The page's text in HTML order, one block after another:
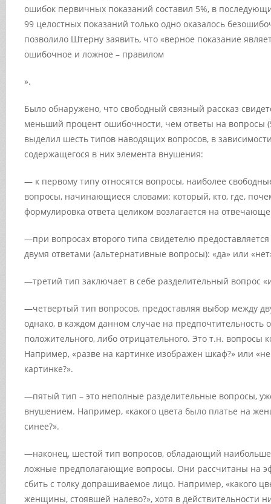
ошибок первичных показаний составил 5%, в
99 целостных показаний только одно оказалось
позволило Штерну заявить, что «верное показание
ошибочное и ложное – правилом
».
Было обнаружено, что свободный связный рассказ
меньший процент ошибочности, чем ответы на вопросы
выделил шесть типов наводящих вопросов, в
содержащегося в них элемента внушения:
— к первому типу относятся вопросы, наиболее
вопросы, начинающиеся словами: который, кто, где,
формулировка ответа целиком возлагается на
—при вопросах второго типа свидетелю
двумя ответами (альтернативные вопросы): «да» или
—третий тип заключает в себе разделительный вопрос
—четвертый тип вопросов, предоставляя выбор между
однако, в каждом данном случае на предпочтительность
положительного, либо отрицательного. Это т.н. вопросы
Например, «разве на картинке изображен шкаф?» или
картинке?».
—пятый тип – это неполные разделительные вопросы,
внушением. Например, «какого цвета было платье на
синее?».
—наконец, шестой тип вопросов, обладающий
ложные предполагающие вопросы. Они рассчитаны на
сбить с толку допрашиваемое лицо. Например, «какого
женщины, стоявшей налево?», хотя в действительности